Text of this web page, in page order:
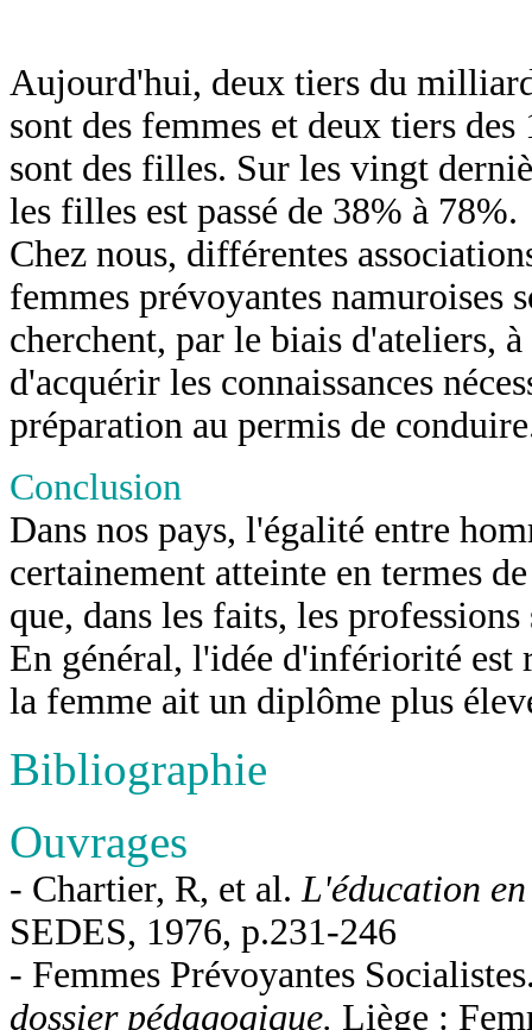
Aujourd'hui, deux tiers du
sont des femmes et deux tiers
sont des filles. Sur les vingt
les filles est passé de 38% à 78%.
Chez nous, différentes
femmes prévoyantes namuroises
cherchent, par le biais d'ateliers,
d'acquérir les connaissances
préparation au permis de
Conclusion
Dans nos pays, l'égalité entre
certainement atteinte en termes
que, dans les faits, les
En général, l'idée d'infériorité est
la femme ait un diplôme plus
Bibliographie
Ouvrages
- Chartier, R, et al. L'éducation
SEDES, 1976, p.231-246
- Femmes Prévoyantes
dossier pédagogique. Liège :